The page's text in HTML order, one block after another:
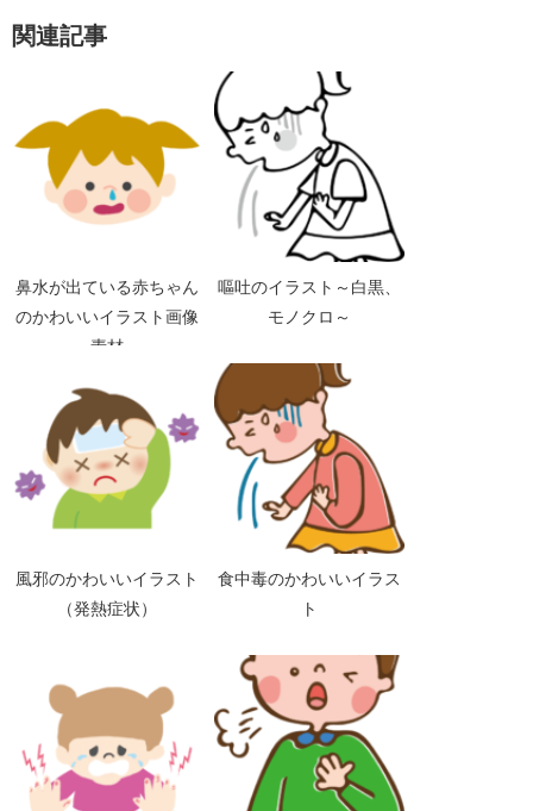
関連記事
鼻水が出ている赤ちゃん
のかわいいイラスト画像
素材
嘔吐のイラスト～白黒、
モノクロ～
風邪のかわいいイラスト
（発熱症状）
食中毒のかわいいイラス
ト